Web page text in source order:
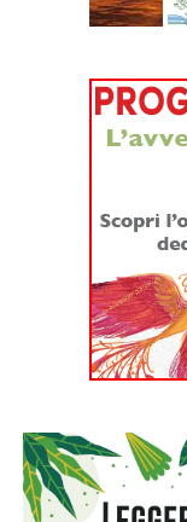
Dopo quattro anni
apre per la
1°
fascia 0-3 anni di
all’iniziativa
a favore delle
campagna
7 al 15 novembre
L’ingresso di tutti
#ioleggoperché
scuole, amplia il